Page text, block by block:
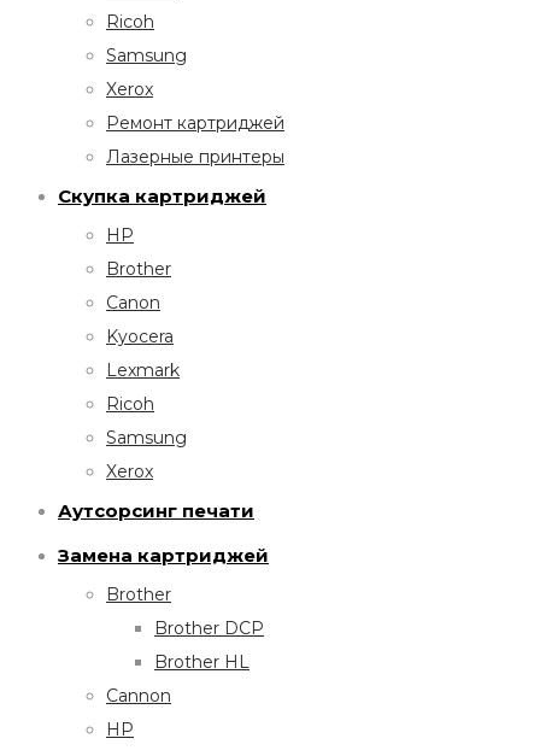
Ricoh
Samsung
Xerox
Ремонт картриджей
Лазерные принтеры
Скупка картриджей
HP
Brother
Canon
Kyocera
Lexmark
Ricoh
Samsung
Xerox
Аутсорсинг печати
Замена картриджей
Brother
Brother DCP
Brother HL
Cannon
HP